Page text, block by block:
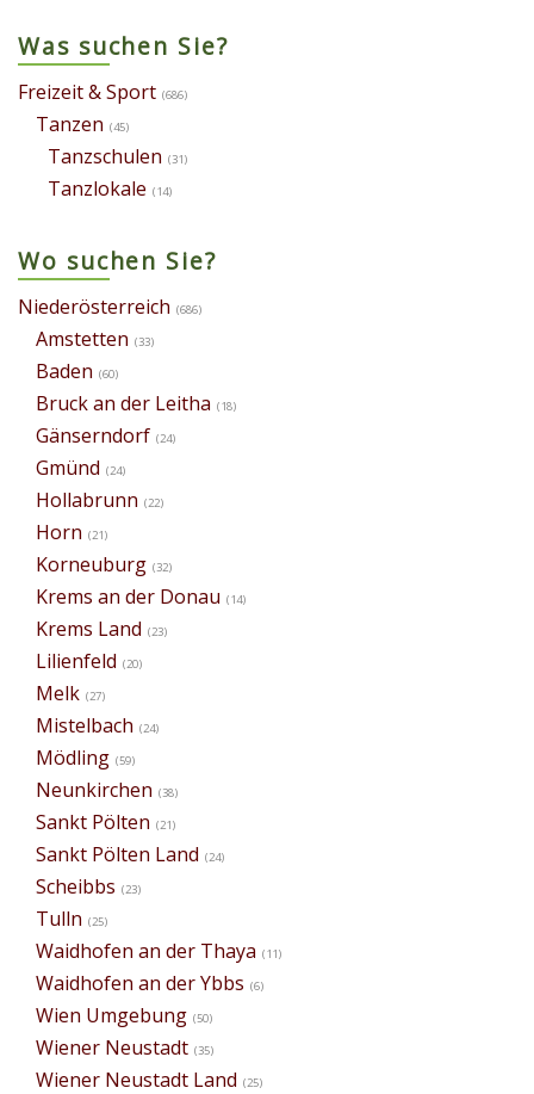
Was suchen Sie?
Freizeit & Sport (686)
Tanzen (45)
Tanzschulen (31)
Tanzlokale (14)
Wo suchen Sie?
Niederösterreich (686)
Amstetten (33)
Baden (60)
Bruck an der Leitha (18)
Gänserndorf (24)
Gmünd (24)
Hollabrunn (22)
Horn (21)
Korneuburg (32)
Krems an der Donau (14)
Krems Land (23)
Lilienfeld (20)
Melk (27)
Mistelbach (24)
Mödling (59)
Neunkirchen (38)
Sankt Pölten (21)
Sankt Pölten Land (24)
Scheibbs (23)
Tulln (25)
Waidhofen an der Thaya (11)
Waidhofen an der Ybbs (6)
Wien Umgebung (50)
Wiener Neustadt (35)
Wiener Neustadt Land (25)